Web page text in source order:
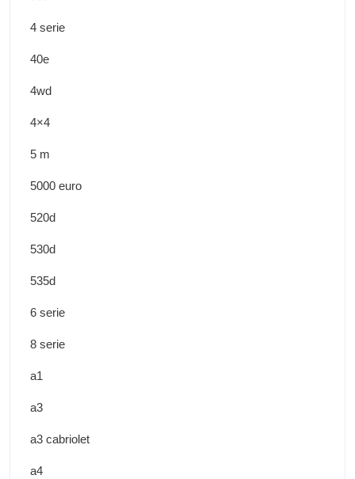
4 serie
40e
4wd
4×4
5 m
5000 euro
520d
530d
535d
6 serie
8 serie
a1
a3
a3 cabriolet
a4